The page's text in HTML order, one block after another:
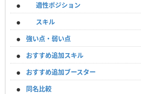
適性ポジション
スキル
強い点・弱い点
おすすめ追加スキル
おすすめ追加ブースター
同名比較